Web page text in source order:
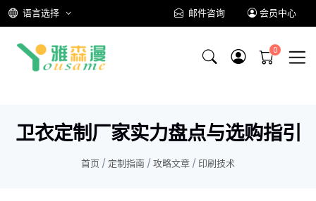
语言选择 邮件咨询 会员中心
卫衣定制厂家实力盘点与选购指引
首页 / 定制指南 / 攻略文章 / 印刷技术